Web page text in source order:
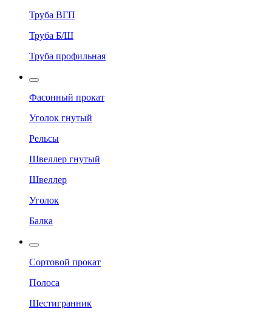
Труба ВГП
Труба Б/Ш
Труба профильная
Фасонный прокат
Уголок гнутый
Рельсы
Швеллер гнутый
Швеллер
Уголок
Балка
Сортовой прокат
Полоса
Шестигранник